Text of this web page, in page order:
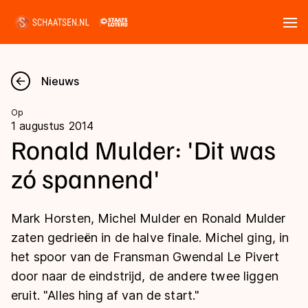
Nieuws
Kalender
Disciplines
Langebaan
Shorttrack
Inlineskaten
Uitslagen
Langebaan
Shorttrack
Marathon
Tijden & historie
Ranglijsten Langebaan
Nieuws
Op
1 augustus 2014
Ronald Mulder: 'Dit was
zó spannend'
Mark Horsten, Michel Mulder en Ronald Mulder
zaten gedrieën in de halve finale. Michel ging, in
het spoor van de Fransman Gwendal Le Pivert
door naar de eindstrijd, de andere twee liggen
eruit. "Alles hing af van de start."